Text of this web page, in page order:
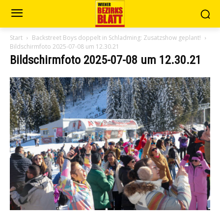
Start
Backstreet Boys doppelt in Schladming: Zusatzshow geplant!
Bildschirmfoto 2025-07-08 um 12.30.21
Bildschirmfoto 2025-07-08 um 12.30.21